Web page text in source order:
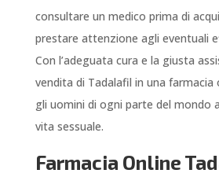
consultare un medico prima di
prestare attenzione agli eventuali
Con l’adeguata cura e la giusta
vendita di Tadalafil in una farmacia
gli uomini di ogni parte del mondo
vita sessuale.
Farmacia Online